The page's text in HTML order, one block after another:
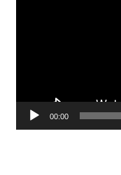
d
00:00